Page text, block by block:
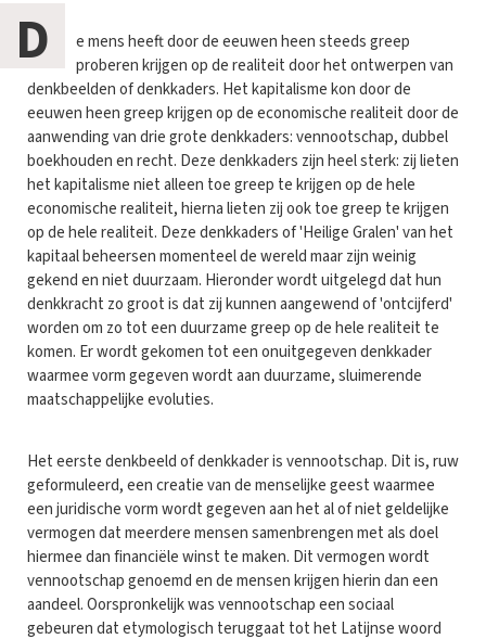
D
e mens heeft door de eeuwen heen steeds greep
proberen krijgen op de realiteit door het ontwerpen van
denkbeelden of denkkaders. Het kapitalisme kon door de
eeuwen heen greep krijgen op de economische realiteit door de
aanwending van drie grote denkkaders: vennootschap, dubbel
boekhouden en recht. Deze denkkaders zijn heel sterk: zij lieten
het kapitalisme niet alleen toe greep te krijgen op de hele
economische realiteit, hierna lieten zij ook toe greep te krijgen
op de hele realiteit. Deze denkkaders of 'Heilige Gralen' van het
kapitaal beheersen momenteel de wereld maar zijn weinig
gekend en niet duurzaam. Hieronder wordt uitgelegd dat hun
denkkracht zo groot is dat zij kunnen aangewend of 'ontcijferd'
worden om zo tot een duurzame greep op de hele realiteit te
komen. Er wordt gekomen tot een onuitgegeven denkkader
waarmee vorm gegeven wordt aan duurzame, sluimerende
maatschappelijke evoluties.
Het eerste denkbeeld of denkkader is vennootschap. Dit is, ruw
geformuleerd, een creatie van de menselijke geest waarmee
een juridische vorm wordt gegeven aan het al of niet geldelijke
vermogen dat meerdere mensen samenbrengen met als doel
hiermee dan financiële winst te maken. Dit vermogen wordt
vennootschap genoemd en de mensen krijgen hierin dan een
aandeel. Oorspronkelijk was vennootschap een sociaal
gebeuren dat etymologisch teruggaat tot het Latijnse woord